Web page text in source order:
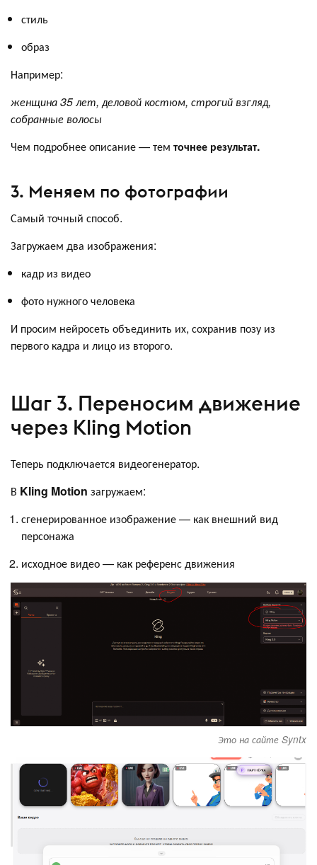
стиль
образ
Например:
женщина 35 лет, деловой костюм, строгий взгляд,
собранные волосы
Чем подробнее описание — тем точнее результат.
3. Меняем по фотографии
Самый точный способ.
Загружаем два изображения:
кадр из видео
фото нужного человека
И просим нейросеть объединить их, сохранив позу из
первого кадра и лицо из второго.
Шаг 3. Переносим движение
через Kling Motion
Теперь подключается видеогенератор.
В Kling Motion загружаем:
сгенерированное изображение — как внешний вид
персонажа
исходное видео — как референс движения
Это на сайте Syntx